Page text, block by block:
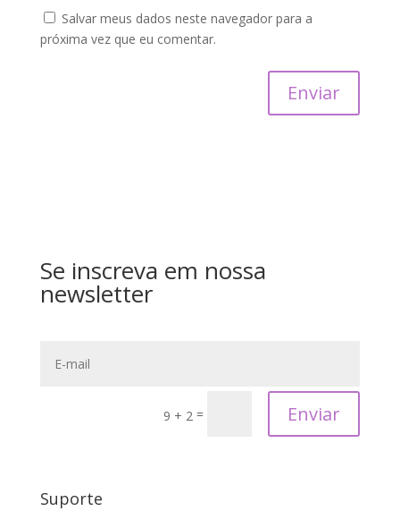
Salvar meus dados neste navegador para a
próxima vez que eu comentar.
Enviar
Se inscreva em nossa
newsletter
9 + 2 = Enviar
Suporte